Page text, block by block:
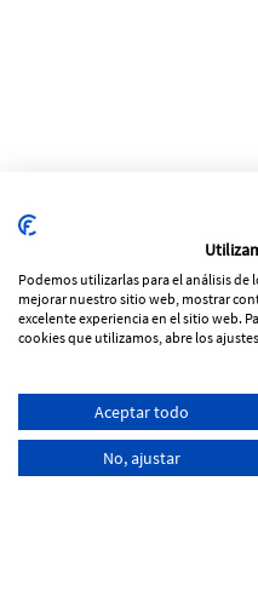
Pol. Ind
C/ Progrés,
17257 Torroella
+34
Podemos utilizarlas para el análisis
mejorar nuestro sitio web, mostrar
excelente experiencia en el sitio web.
cookies que utilizamos, abre los
Aceptar todo
No, ajustar